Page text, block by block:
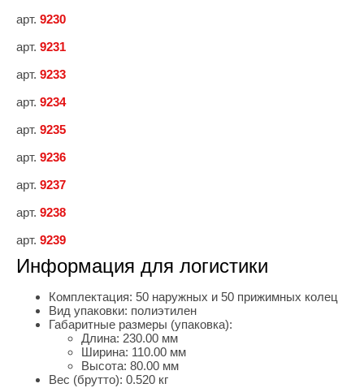
арт. 9230
арт. 9231
арт. 9233
арт. 9234
арт. 9235
арт. 9236
арт. 9237
арт. 9238
арт. 9239
Информация для логистики
Комплектация: 50 наружных и 50 прижимных колец
Вид упаковки: полиэтилен
Габаритные размеры (упаковка):
Длина: 230.00 мм
Ширина: 110.00 мм
Высота: 80.00 мм
Вес (брутто): 0.520 кг